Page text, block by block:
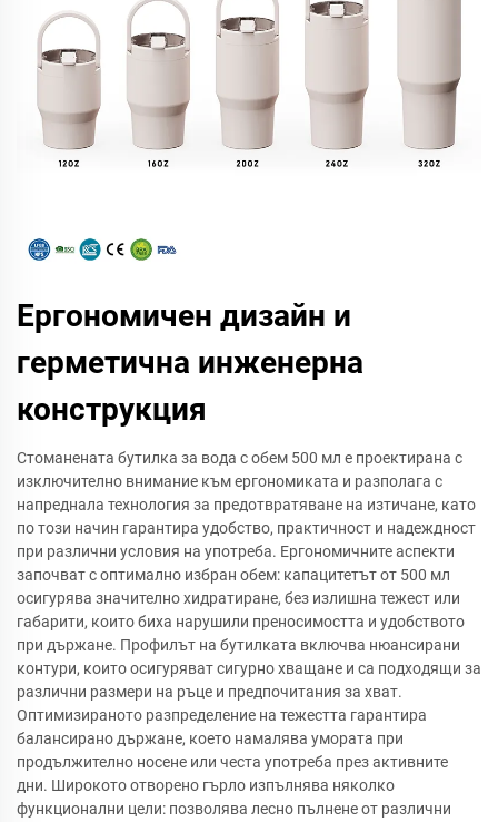
Ергономичен дизайн и
герметична инженерна
конструкция
Стоманената бутилка за вода с обем 500 мл е проектирана с
изключително внимание към ергономиката и разполага с
напреднала технология за предотвратяване на изтичане, като
по този начин гарантира удобство, практичност и надеждност
при различни условия на употреба. Ергономичните аспекти
започват с оптимално избран обем: капацитетът от 500 мл
осигурява значително хидратиране, без излишна тежест или
габарити, които биха нарушили преносимостта и удобството
при държане. Профилът на бутилката включва нюансирани
контури, които осигуряват сигурно хващане и са подходящи за
различни размери на ръце и предпочитания за хват.
Оптимизираното разпределение на тежестта гарантира
балансирано държане, което намалява умората при
продължително носене или честа употреба през активните
дни. Широкото отворено гърло изпълнява няколко
функционални цели: позволява лесно пълнене от различни